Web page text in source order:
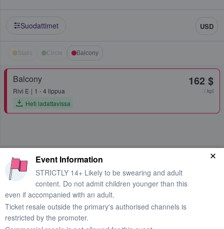
Suodattimet USD
Stalls Circle Balcony
Balcony
Rivi E
1 - 4 lippua
Heti ladattavissa
162 $
/ kpl
Event Information
STRICTLY 14+ Likely to be swearing and adult
content. Do not admit children younger than this
even if accompanied with an adult.
Ticket resale outside the primary's authorised channels is
restricted by the promoter.